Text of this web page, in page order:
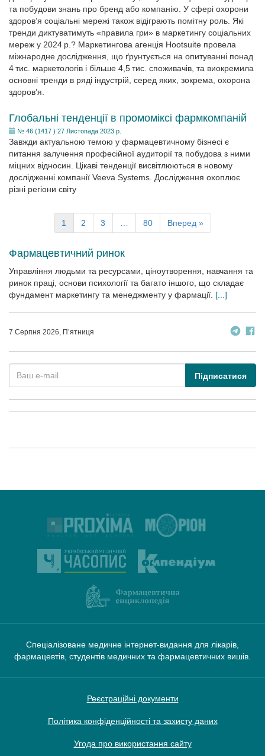
та побудови знань про бренд або компанію. У сфері охорони
здоров’я соціальні мережі також відіграють помітну роль. Які
тренди диктуватимуть «правила гри» в маркетингу соціальних
мереж у 2024 р.? Маркетингова агенція Hootsuite провела
міжнародне дослідження, що ґрунтується на опитуванні понад
4 тис. маркетологів і більше 4,5 тис. споживачів, та виокремила
основні тренди в ряді індустрій, серед яких, зокрема, охорона
здоров’я.
Глобальні тенденції в промоміксі фармкомпаній
№ 46 (1417 ) 27 Листопада 2023 р.
Завжди актуальною темою у фармацевтичному бізнесі є
питання залучення професійної аудиторії та побудова з ними
міцних відносин. Цікаві тенденції висвітлюються в новому
дослідженні компанії Veeva Systems. Дослідження охоплює
різні регіони світу
1 2 3 80 Вперед »
Фармацевтичний ринок
Управління людьми та ресурсами, ціноутворення, навчання та
ринок праці, основи психології та багато іншого, що складає
фундамент маркетингу та менеджменту у фармації. [...]
7 Серпня 2026, П’ятниця
Підписатися
Спеціалізоване медичне інтернет-видання для лікарів,
фармацевтів, студентів медичних та фармацевтичних вишів.
Реєстраційні документи
Політика конфіденційності та захисту даних
Угода про використання сайту